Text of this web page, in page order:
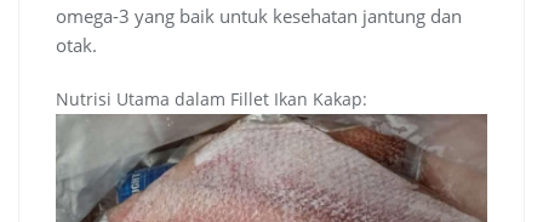
omega-3 yang baik untuk kesehatan jantung dan
otak.
Nutrisi Utama dalam Fillet Ikan Kakap: